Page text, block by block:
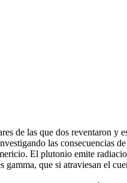
de las que dos reventaron
las consecuencias
El plutonio emite
que si atraviesan el